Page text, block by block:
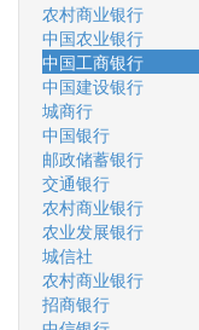
农村商业银行
中国农业银行
中国工商银行
中国建设银行
城商行
中国银行
邮政储蓄银行
交通银行
农村商业银行
农业发展银行
城信社
农村商业银行
招商银行